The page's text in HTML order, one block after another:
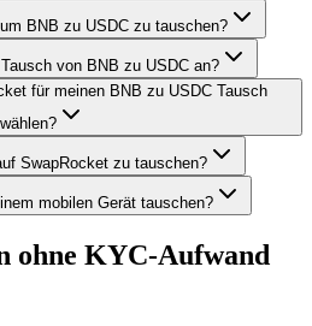
BNB zu USDC zu tauschen?
von BNB zu USDC an?
für meinen BNB zu USDC Tausch
wählen?
SwapRocket zu tauschen?
mobilen Gerät tauschen?
ohne KYC-Aufwand